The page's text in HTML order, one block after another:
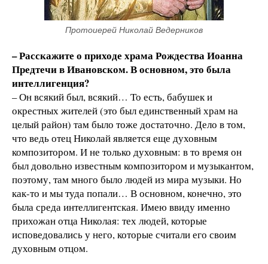
Протоиерей Николай Ведерников
– Расскажите о приходе храма Рождества Иоанна
Предтечи в Ивановском. В основном, это была
интеллигенция?
– Он всякий был, всякий… То есть, бабушек и
окрестных жителей (это был единственный храм на
целый район) там было тоже достаточно. Дело в том,
что ведь отец Николай является еще духовным
композитором. И не только духовным: в то время он
был довольно известным композитором и музыкантом,
поэтому, там много было людей из мира музыки. Но
как-то и мы туда попали… В основном, конечно, это
была среда интеллигентская. Имею ввиду именно
прихожан отца Николая: тех людей, которые
исповедовались у него, которые считали его своим
духовным отцом.